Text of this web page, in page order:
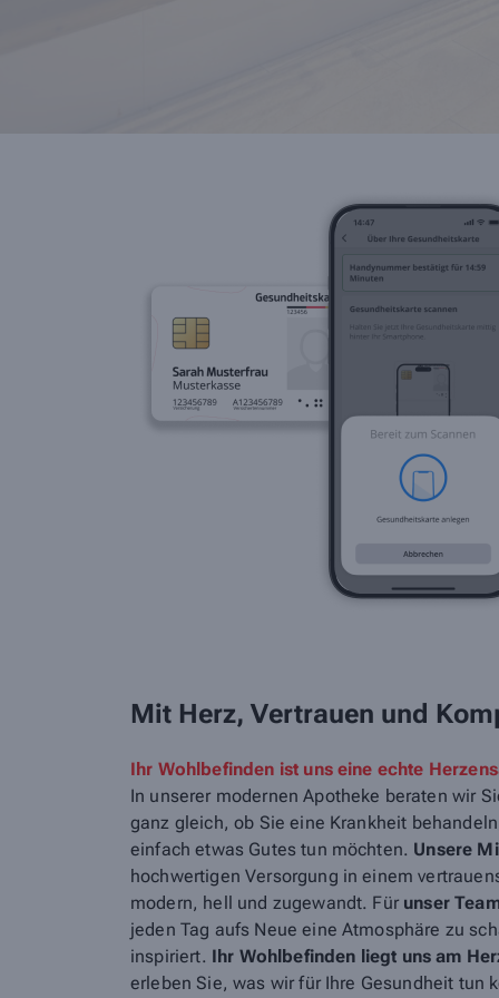
Mit Herz, Vertrauen und
Ihr Wohlbefinden ist uns eine echte
In unserer modernen Apotheke beraten wir
ganz gleich, ob Sie eine Krankheit
einfach etwas Gutes tun möchten. Unsere
hochwertigen Versorgung in einem
modern, hell und zugewandt. Für unser
jeden Tag aufs Neue eine Atmosphäre zu
inspiriert. Ihr Wohlbefinden liegt uns am
erleben Sie, was wir für Ihre Gesundheit tun